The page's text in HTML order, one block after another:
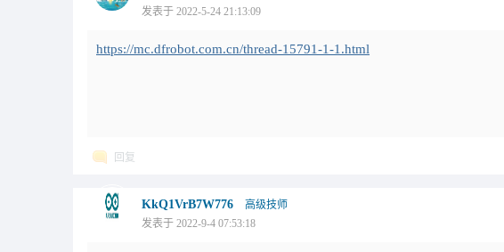
发表于 2022-5-24 21:13:09
https://mc.dfrobot.com.cn/thread-15791-1-1.html
回复
KkQ1VrB7W776
高级技师
发表于 2022-9-4 07:53:18